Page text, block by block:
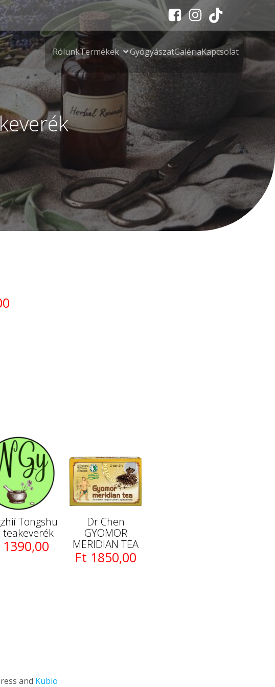
RólunkTermékek GyógyászatGalériaKapcsolat
Tongshu
teakeverék
1390,00
Dr Chen
GYOMOR
MERIDIAN TEA
Ft 1850,00
and Kubio